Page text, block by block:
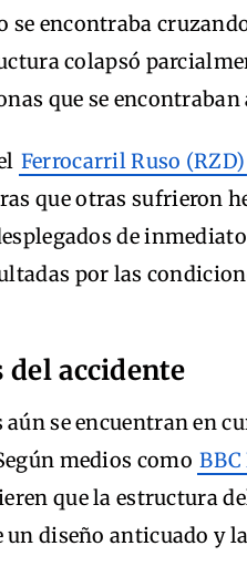
encontraba
colapsó
que se encontraban
Ferrocarril Ruso (RZD)
que otras sufrieron
de
por las
del accidente
se encuentran en
medios como BBC
que la estructura
un diseño anticuado y